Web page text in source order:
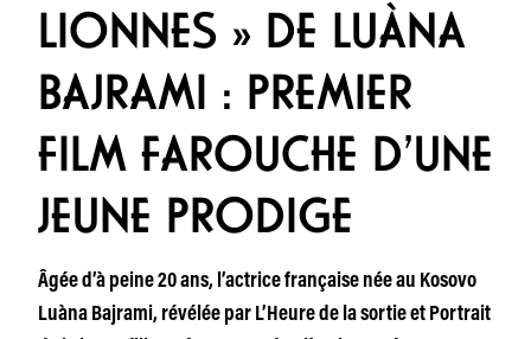
LIONNES » DE LUÀNA
BAJRAMI : PREMIER
FILM FAROUCHE D’UNE
JEUNE PRODIGE
Âgée d’à peine 20 ans, l’actrice française née au Kosovo
Luàna Bajrami, révélée par L’Heure de la sortie et Portrait